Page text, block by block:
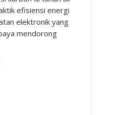
efisiensi energi
elektronik yang
mendorong